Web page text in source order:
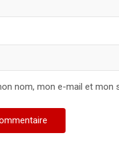
nom, mon e-mail et mon